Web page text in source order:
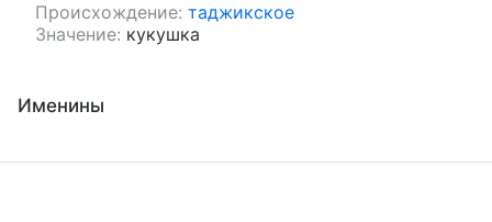
Происхождение: таджикское
Значение: кукушка
Именины